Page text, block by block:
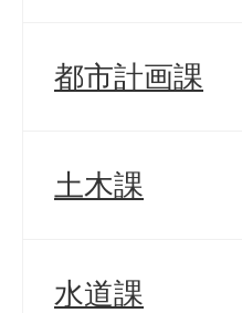
都市計画課
土木課
水道課